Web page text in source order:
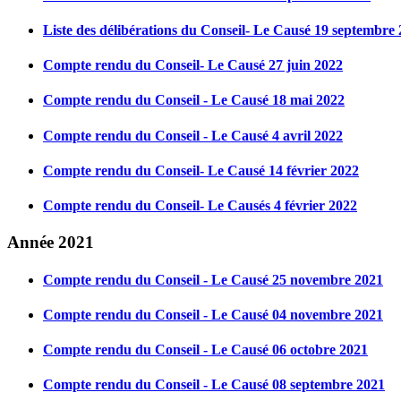
Liste des délibérations du Conseil- Le Causé 19 septembre
Compte rendu du Conseil- Le Causé 27 juin 2022
Compte rendu du Conseil - Le Causé 18 mai 2022
Compte rendu du Conseil - Le Causé 4 avril 2022
Compte rendu du Conseil- Le Causé 14 février 2022
Compte rendu du Conseil- Le Causés 4 février 2022
Année 2021
Compte rendu du Conseil - Le Causé 25 novembre 2021
Compte rendu du Conseil - Le Causé 04 novembre 2021
Compte rendu du Conseil - Le Causé 06 octobre 2021
Compte rendu du Conseil - Le Causé 08 septembre 2021